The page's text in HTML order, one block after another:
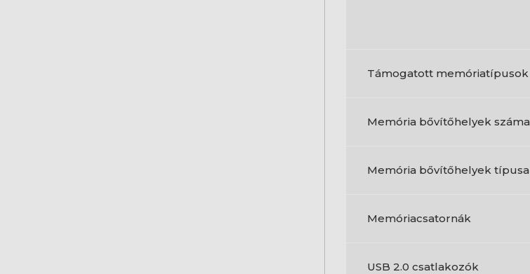
Támogatott memóriatípusok
Memória bővítőhelyek száma
Memória bővítőhelyek típusa
Memóriacsatornák
USB 2.0 csatlakozók